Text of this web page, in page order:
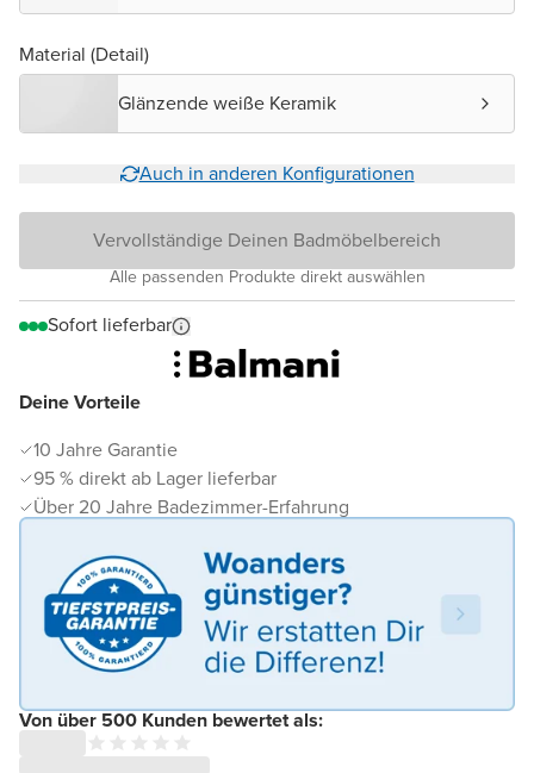
Deine Vorteile
10 Jahre Garantie
95 % direkt ab Lager lieferbar
Über 20 Jahre Badezimmer-Erfahrung
Von über 500 Kunden bewertet als:
Material (Detail)
Glänzende weiße Keramik
Auch in anderen Konfigurationen
Vervollständige Deinen Badmöbelbereich
Alle passenden Produkte direkt auswählen
Sofort lieferbar